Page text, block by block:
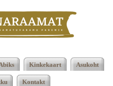
eeKinkekaart Asukoht
Kontakt